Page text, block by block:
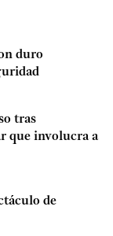
duro
tras
que involucra a
de